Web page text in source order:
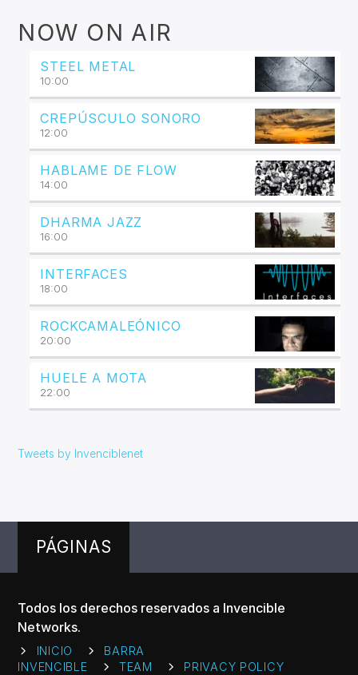
NOW ON AIR
STEEL METAL
10:00
CREPÚSCULO SONORO
12:00
HABLAME DE FLOW
14:00
DHARMA JAZZ
16:00
INTERFACES
18:00
ROCKCAMALEÓNICO
20:00
HUELE A MOTA
22:00
Tweets by Invenciblenet
PÁGINAS
Todos los derechos reservados a Invencible
Networks.
INICIO
BARRA
INVENCIBLE
TEAM PRIVACY POLICY